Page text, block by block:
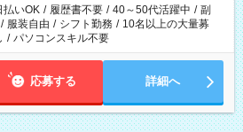
払いOK / 履歴書不要 / 40～50代活躍中 / 副
/ 服装自由 / シフト勤務 / 10名以上の大量募
/ パソコンスキル不要
応募する 詳細へ